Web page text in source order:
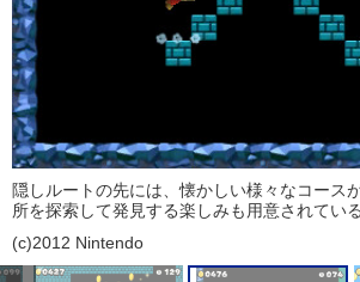
隠しルートの先には、懐かしい様々なコース
所を探索して発見する楽しみも用意されている
(c)2012 Nintendo